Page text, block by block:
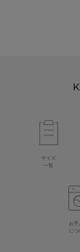
サイズ
一覧
お手
につ